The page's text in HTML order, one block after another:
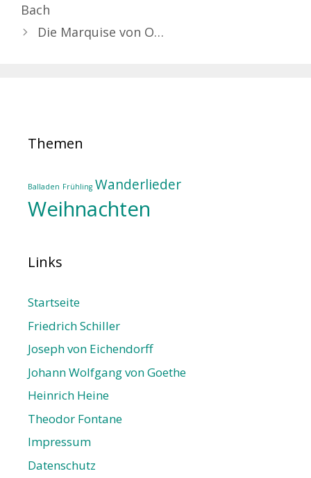
Bach
Die Marquise von O…
Themen
Balladen Frühling Wanderlieder
Weihnachten
Links
Startseite
Friedrich Schiller
Joseph von Eichendorff
Johann Wolfgang von Goethe
Heinrich Heine
Theodor Fontane
Impressum
Datenschutz­